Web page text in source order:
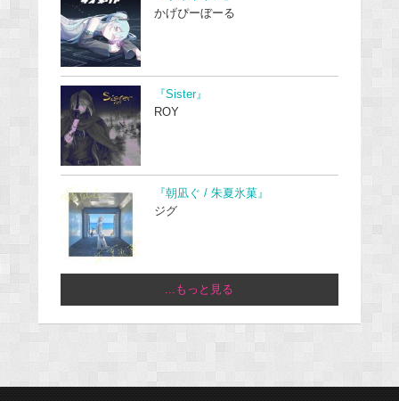
かげぴーぼーる
『Sister』
ROY
『朝凪ぐ / 朱夏氷菓』
ジグ
...もっと見る